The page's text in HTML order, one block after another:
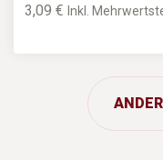
3,09 €Inkl.